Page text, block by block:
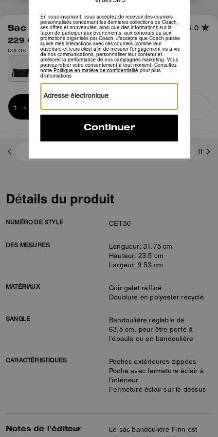
1/5
Sac bandoulière Finn avec poches 5.0
229 € 375 €
COLOR: Argenté/Noir
panier
ACHETER MAINTENANT
Détails du produit
NUMÉRO DE STYLE CET50
DES MESURES
Longueur: 31.75 cm
Hauteur: 23.5 cm
Largeur: 9.53 cm
MATÉRIAUX
Cuir galet raffiné
Doublure en polyester recyclé
SANGLE
Bandoulière réglable de
63,5 cm, pour être porté à
l’épaule ou en bandoulière
CARACTÉRISTIQUES
Poches extérieures zippées
Poche avec fermeture éclair à
l’intérieur
Fermeture éclair sur le dessus
Notes de l’éditeur
Le sac bandoulière Finn est